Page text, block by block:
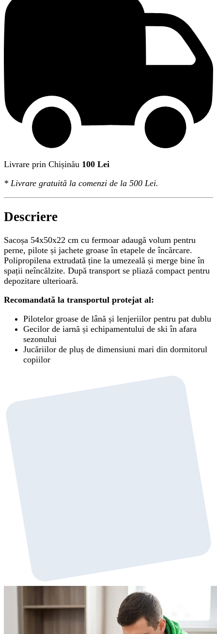
Livrare prin Chișinău 100 Lei
* Livrare gratuită la comenzi de la 500 Lei.
Descriere
Sacoșa 54x50x22 cm cu fermoar adaugă volum pentru
perne, pilote și jachete groase în etapele de încărcare.
Polipropilena extrudată ține la umezeală și merge bine în
spații neîncălzite. După transport se pliază compact pentru
depozitare ulterioară.
Recomandată la transportul protejat al:
Pilotelor groase de lână și lenjeriilor pentru pat dublu
Gecilor de iarnă și echipamentului de ski în afara
sezonului
Jucăriilor de pluș de dimensiuni mari din dormitorul
copiilor